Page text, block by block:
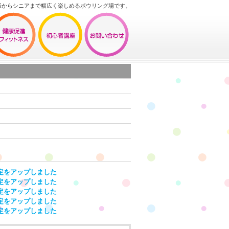
らシニアまで幅広く楽しめるボウリング場です。
をアップしました
をアップしました
をアップしました
をアップしました
をアップしました